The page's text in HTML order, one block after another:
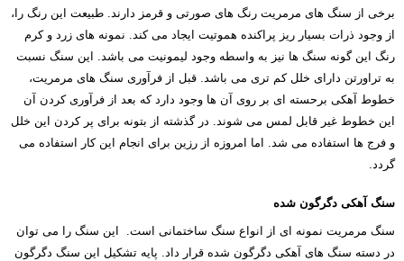
برخی از سنگ های مرمریت رنگ های صورتی و قرمز دارند. طبیعت این رنگ را،
از وجود ذرات بسیار ریز پراکنده هموتیت ایجاد می کند. نمونه های زرد و کرم
رنگ این گونه سنگ ها نیز به واسطه وجود لیمونیت می باشد. این سنگ نسبت
به تراورتن دارای خلل کم تری می باشد. قبل از فرآوری سنگ های مرمریت،
خطوط آهکی برحسته ای بر روی آن ها وجود دارد که بعد از فرآوری کردن آن
این خطوط غیر قابل لمس می شوند. در گذشته از بتونه برای پر کردن این خلل
و فرج ها استفاده می شد. اما امروزه از رزین برای انجام این کار استفاده می
گردد.
سنگ آهکی دگرگون شده
سنگ مرمریت نمونه ای از انواع سنگ ساختمانی است. این سنگ را می توان
در دسته سنگ های آهکی دگرگون شده قرار داد. پایه تشکیل این سنگ دگرگون